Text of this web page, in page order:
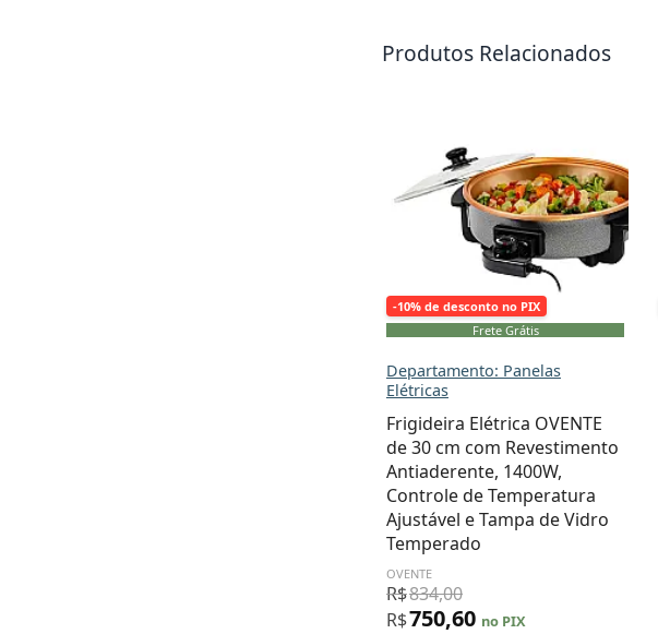
Produtos Relacionados
-10% de desconto no PIX
Frete Grátis
Departamento: Panelas
Elétricas
Frigideira Elétrica OVENTE
de 30 cm com Revestimento
Antiaderente, 1400W,
Controle de Temperatura
Ajustável e Tampa de Vidro
Temperado
OVENTE
R$834,00
R$750,60 no PIX